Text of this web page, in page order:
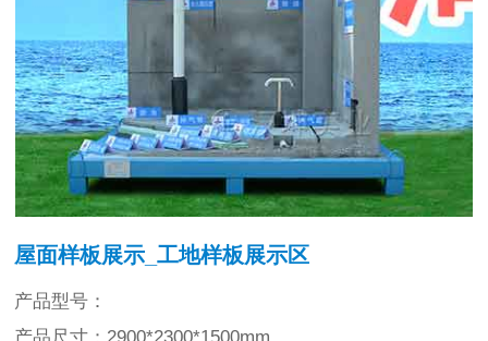
屋面样板展示_工地样板展示区
产品型号：
产品尺寸：2900*2300*1500mm